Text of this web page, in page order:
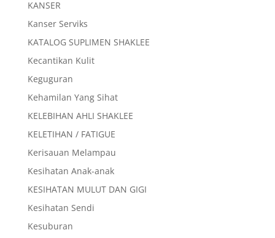
KANSER
Kanser Serviks
KATALOG SUPLIMEN SHAKLEE
Kecantikan Kulit
Keguguran
Kehamilan Yang Sihat
KELEBIHAN AHLI SHAKLEE
KELETIHAN / FATIGUE
Kerisauan Melampau
Kesihatan Anak-anak
KESIHATAN MULUT DAN GIGI
Kesihatan Sendi
Kesuburan